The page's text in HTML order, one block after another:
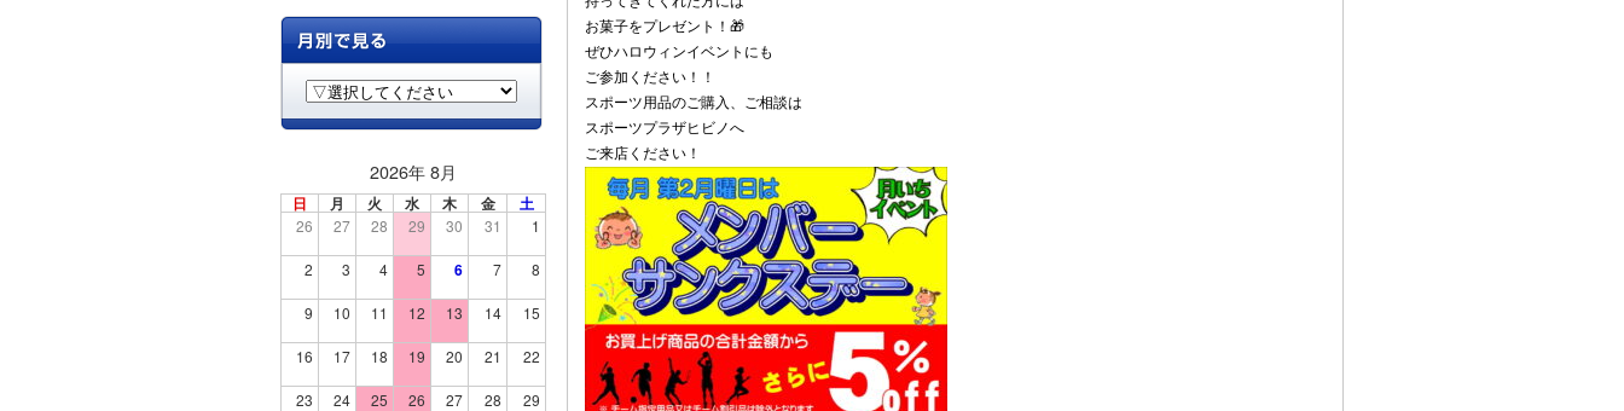
お菓子をプレゼント！🎁
ぜひハロウィンイベントにも
ご参加ください！！
スポーツ用品のご購入、ご相談は
スポーツプラザヒビノへ
ご来店ください！
2026年 8月
日 月 火 水 木 金 土
26 27 28 29 30 31 1
2 3 4 5 6 7 8
9 10 11 12 13 14 15
16 17 18 19 20 21 22
23 24 25 26 27 28 29